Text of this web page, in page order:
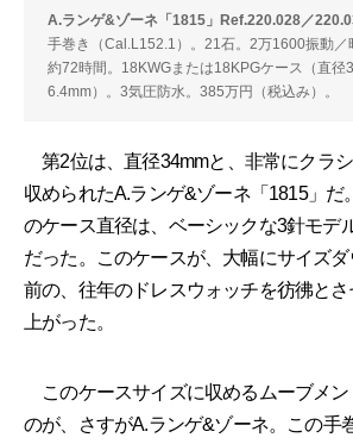
A.ランゲ&ゾーネ「1815」Ref.220.028／
手巻き（Cal.L152.1）。21石。2万1600振動／
約72時間。18KWGまたは18KPGケース（直径
6.4mm）。3気圧防水。385万円（税込み）。
第2位は、直径34mmと、非常にクラ
収められたA.ランゲ&ゾーネ「1815」だ
のケース直径は、ベーシックな3針モデ
だった。このケースが、大幅にサイズ
前の、往年のドレスウォッチを彷彿と
上がった。
このケースサイズに収めるムーブメン
のが、さすがA.ランゲ&ゾーネ。この手